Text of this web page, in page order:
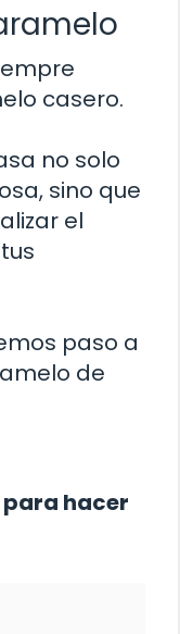
casero.
no solo
sino que
el
paso a
de
hacer